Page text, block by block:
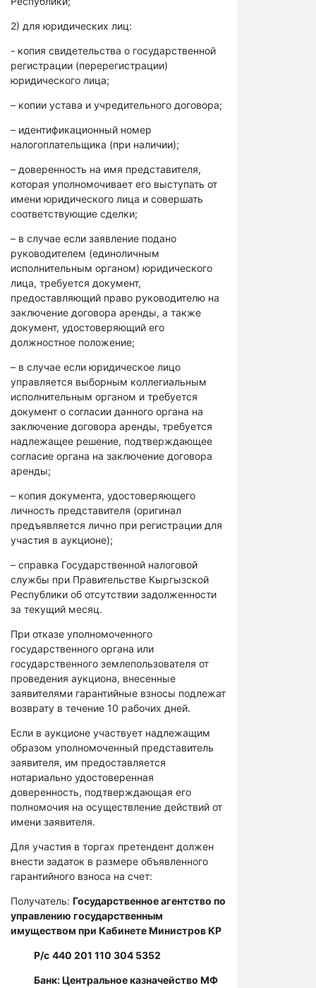
2) для юридических лиц:
- копия свидетельства о государственной
регистрации (перерегистрации)
юридического лица;
– копии устава и учредительного договора;
– идентификационный номер
налогоплательщика (при наличии);
– доверенность на имя представителя,
которая уполномочивает его выступать от
имени юридического лица и совершать
соответствующие сделки;
– в случае если заявление подано
руководителем (единоличным
исполнительным органом) юридического
лица, требуется документ,
предоставляющий право руководителю на
заключение договора аренды, а также
документ, удостоверяющий его
должностное положение;
– в случае если юридическое лицо
управляется выборным коллегиальным
исполнительным органом и требуется
документ о согласии данного органа на
заключение договора аренды, требуется
надлежащее решение, подтверждающее
согласие органа на заключение договора
аренды;
– копия документа, удостоверяющего
личность представителя (оригинал
предъявляется лично при регистрации для
участия в аукционе);
– справка Государственной налоговой
службы при Правительстве Кыргызской
Республики об отсутствии задолженности
за текущий месяц.
При отказе уполномоченного
государственного органа или
государственного землепользователя от
проведения аукциона, внесенные
заявителями гарантийные взносы подлежат
возврату в течение 10 рабочих дней.
Если в аукционе участвует надлежащим
образом уполномоченный представитель
заявителя, им предоставляется
нотариально удостоверенная
доверенность, подтверждающая его
полномочия на осуществление действий от
имени заявителя.
Для участия в торгах претендент должен
внести задаток в размере объявленного
гарантийного взноса на счет:
Получатель: Государственное агентство по
управлению государственным
имуществом при Кабинете Министров КР
Р/с 440 201 110 304 5352
Банк: Центральное казначейство МФ